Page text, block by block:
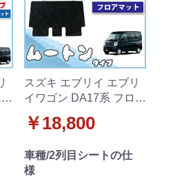
スズキ エブリイ エブリ
イワゴン DA17系 フロア
ブラックタイプ 社外新
￥18,800
車種/2列目シートの仕
様